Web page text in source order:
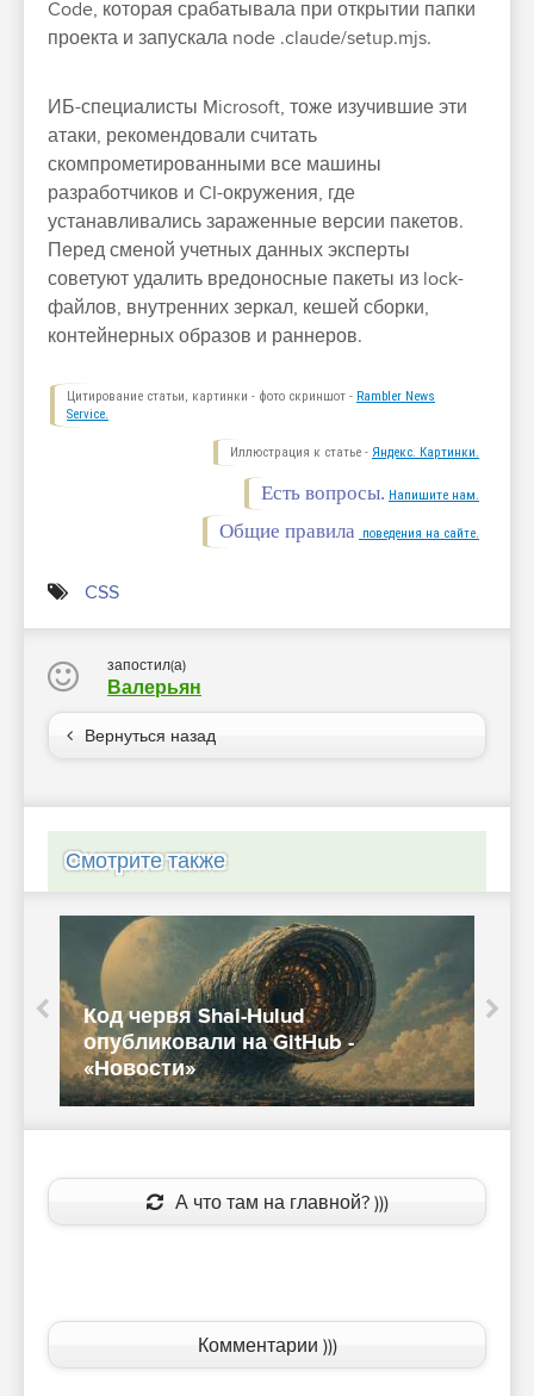
Code, которая срабатывала при открытии папки
проекта и запускала node .claude/setup.mjs.
ИБ-специалисты Microsoft, тоже изучившие эти
атаки, рекомендовали считать
скомпрометированными все машины
разработчиков и CI-окружения, где
устанавливались зараженные версии пакетов.
Перед сменой учетных данных эксперты
советуют удалить вредоносные пакеты из lock-
файлов, внутренних зеркал, кешей сборки,
контейнерных образов и раннеров.
Цитирование статьи, картинки - фото скриншот - Rambler News
Service.
Иллюстрация к статье - Яндекс. Картинки.
Есть вопросы. Напишите нам.
Общие правила поведения на сайте.
CSS
запостил(а)
Валерьян
Вернуться назад
Смотрите также
Код червя Shai-Hulud
опубликовали на GitHub -
«Новости»
А что там на главной? )))
Комментарии )))